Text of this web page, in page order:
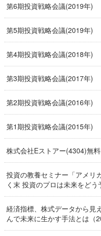
第6期投資戦略会議(2019年)
第5期投資戦略会議(2019年)
第4期投資戦略会議(2018年)
第3期投資戦略会議(2017年)
第2期投資戦略会議(2016年)
第1期投資戦略会議(2015年)
株式会社Eストアー(4304)無
投資の教養セミナー「アメリ
く末 投資のプロは未来をど
経済指標、株式データから見
んで未来に生かす手法とは（